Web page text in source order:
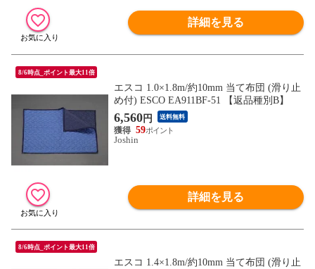
詳細を見る
8/6時点_ポイント最大11倍
エスコ 1.0×1.8m/約10mm 当て布団 (滑り止
め付) ESCO EA911BF-51 【返品種別B】
6,560円 送料無料
59
Joshin
詳細を見る
8/6時点_ポイント最大11倍
エスコ 1.4×1.8m/約10mm 当て布団 (滑り止